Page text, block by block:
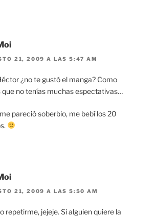
21, 2009 A LAS 5:47 AM
¿no te gustó el manga? Como
que no tenías muchas espectativas…
pareció soberbio, me bebí los 20
21, 2009 A LAS 5:50 AM
repetirme, jejeje. Si alguien quiere la